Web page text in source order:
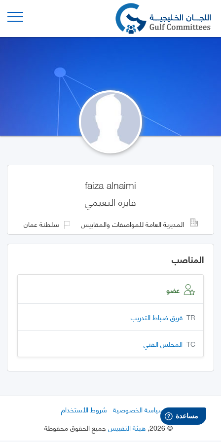
faiza alnaimi
فايزة النعيمي
المديرية العامة للمواصفات والمقاييس سلطنة عمان
المناصب
عضو
TR فريق ضباط التدريب
TC المجلس الفني
سياسة الخصوصية شروط الأستخدام
©
2026
, هيئة التقييس جميع الحقوق محفوظة